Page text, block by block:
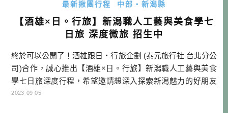
最新揪團行程 中部・新潟縣
【酒雄×日。行旅】新潟職人工藝與美食學七
日旅 深度微旅 招生中
終於可以公開了！酒雄跟日・行旅企劃 (泰元旅行社 台北分公
司)合作，誠心推出【酒雄×日。行旅】新潟職人工藝與美食
學七日旅深度行程，希望邀請想深入探索新潟魅力的好朋友
來參加！這也是時隔多年，酒雄再次推出的公開團，非常稀
2023-09-05